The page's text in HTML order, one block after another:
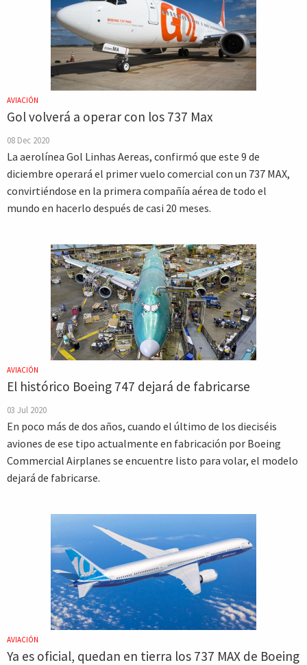
AVIACIÓN
Gol volverá a operar con los 737 Max
08 Dec 2020
La aerolínea Gol Linhas Aereas, confirmó que este 9 de
diciembre operará el primer vuelo comercial con un 737 MAX,
convirtiéndose en la primera compañía aérea de todo el
mundo en hacerlo después de casi 20 meses.
AVIACIÓN
El histórico Boeing 747 dejará de fabricarse
03 Jul 2020
En poco más de dos años, cuando el último de los dieciséis
aviones de ese tipo actualmente en fabricación por Boeing
Commercial Airplanes se encuentre listo para volar, el modelo
dejará de fabricarse.
AVIACIÓN
Ya es oficial, quedan en tierra los 737 MAX de Boeing